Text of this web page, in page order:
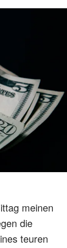
meinen
die
teuren